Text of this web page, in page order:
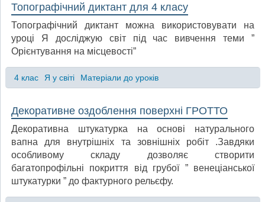
Топографічний диктант для 4 класу
Топографічний диктант можна використовувати на
уроці Я досліджую світ під час вивчення теми ”
Орієнтування на місцевості”
4 клас Я у світі Матеріали до уроків
Декоративне оздоблення поверхні ГРОТТО
Декоративна штукатурка на основі натурального
вапна для внутрішніх та зовнішніх робіт .Завдяки
особливому складу дозволяє створити
багатопрофільні покриття від грубої ” венеціанської
штукатурки ” до фактурного рельєфу.